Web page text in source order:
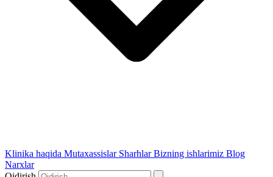
Klinika haqida Mutaxassislar SharhlarBizning ishlarimiz Blog
Narxlar